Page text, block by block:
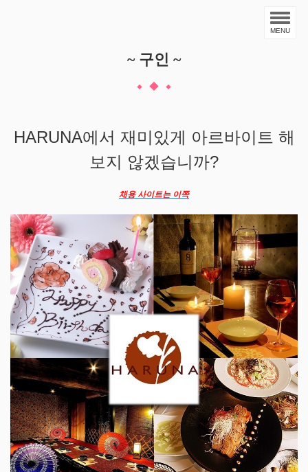
MENU
~ 구인 ~
HARUNA에서 재미있게 아르바이트 해
보지 않겠습니까?
채용 사이트는 이쪽